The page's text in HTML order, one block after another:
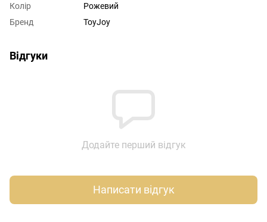
Колір
Рожевий
Бренд
ToyJoy
Відгуки
Додайте перший відгук
Написати відгук